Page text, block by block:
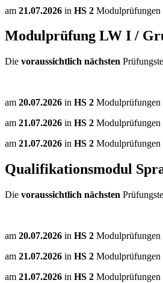
am 21.07.2026 in HS 2 Modulprüfungen
Modulprüfung LW I /
Die voraussichtlich nächsten
am 20.07.2026 in HS 2 Modulprüfungen
am 21.07.2026 in HS 2 Modulprüfungen
am 21.07.2026 in HS 2 Modulprüfungen
Qualifikationsmodul
Die voraussichtlich nächsten
am 20.07.2026 in HS 2 Modulprüfungen
am 21.07.2026 in HS 2 Modulprüfungen
am 21.07.2026 in HS 2 Modulprüfungen